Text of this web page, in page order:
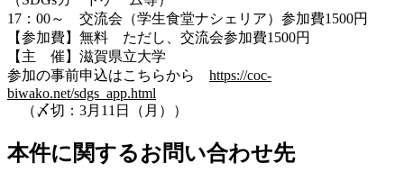
17：00～ 交流会（学生食堂ナシェリア）参加費1500円
【参加費】無料 ただし、交流会参加費1500円
【主 催】滋賀県立大学
参加の事前申込はこちらから https://coc-
biwako.net/sdgs_app.html
（〆切：3月11日（月））
本件に関するお問い合わせ先